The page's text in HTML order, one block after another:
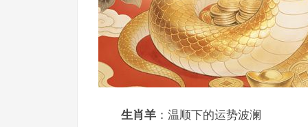
生肖羊 ：温顺下的运势波澜